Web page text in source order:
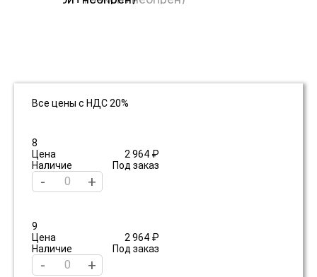
Все цены с НДС 20%
8
Цена
2 964 ₽
Наличие
Под заказ
- +
9
Цена
2 964 ₽
Наличие
Под заказ
- +